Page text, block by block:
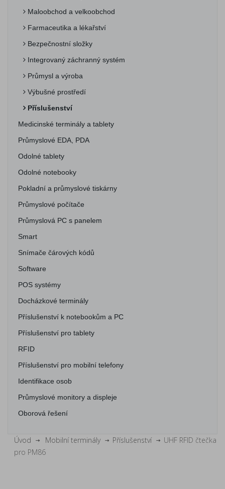
Maloobchod a velkoobchod
Farmaceutika a lékařství
Bezpečnostní složky
Integrovaný záchranný systém
Průmysl a výroba
Výbušné prostředí
Příslušenství
Medicinské terminály a tablety
Průmyslové EDA, PDA
Odolné tablety
Odolné notebooky
Pokladní a průmyslové tiskárny
Průmyslové počítače
Průmyslová PC s panelem
Smart
Snímače čárových kódů
Software
POS systémy
Docházkové terminály
Příslušenství k notebookům a PC
Příslušenství pro tablety
RFID
Příslušenství pro mobilní telefony
Identifikace osob
Průmyslové monitory a displeje
Oborová řešení
Úvod Mobilní terminály Příslušenství
UHF RFID čtečka
pro PM86